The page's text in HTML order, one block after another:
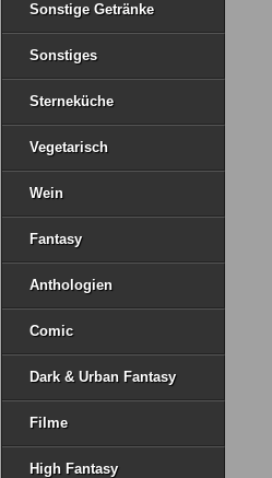
Sonstige Getränke
Sonstiges
Sterneküche
Vegetarisch
Wein
Fantasy
Anthologien
Comic
Dark & Urban Fantasy
Filme
High Fantasy